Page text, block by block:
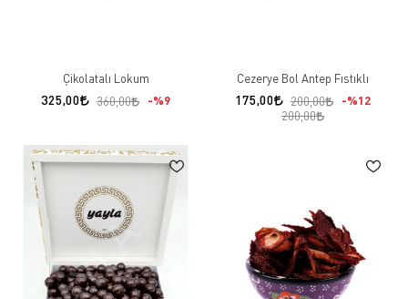
Çikolatalı Lokum
325,00 360,00 %9
Cezerye Bol Antep Fıstıklı
175,00 200,00
%12
200,00